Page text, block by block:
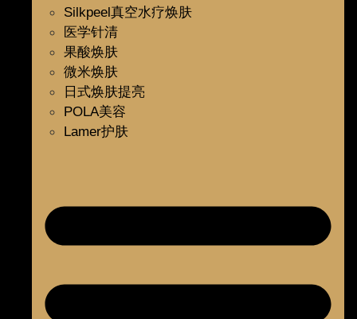
Silkpeel真空水疗焕肤
医学针清
果酸焕肤
微米焕肤
日式焕肤提亮
POLA美容
Lamer护肤